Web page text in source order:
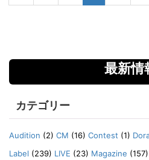
最新情
カテゴリー
Audition (2) CM (16) Contest (1)
Label (239) LIVE (23) Magazine (157)